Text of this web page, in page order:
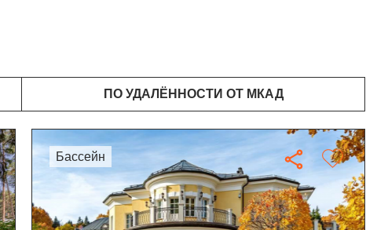
ПО УДАЛЁННОСТИ ОТ МКАД
бассейн